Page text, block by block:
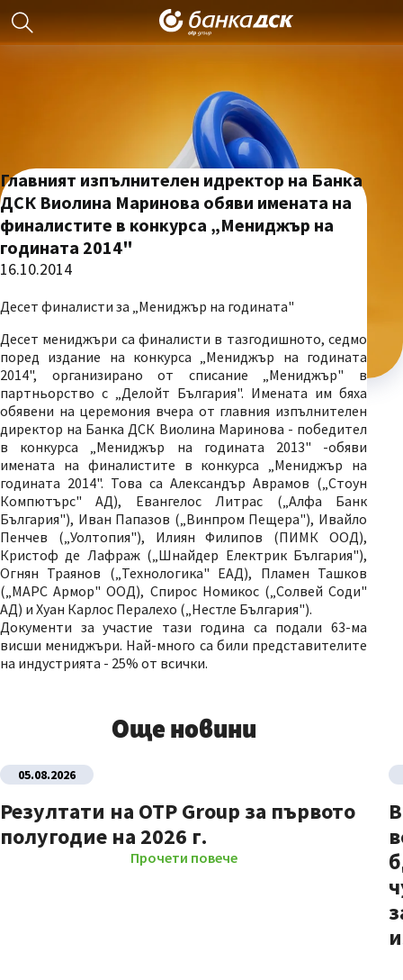
Главният изпълнителен идректор на Банка
ДСК Виолина Маринова обяви имената на
финалистите в конкурса „Мениджър на
годината 2014"
16.10.2014
Десет финалисти за „Мениджър на годината"
Десет мениджъри са финалисти в тазгодишното, седмо
поред издание на конкурса „Мениджър на годината
2014", организирано от списание „Мениджър" в
партньорство с „Делойт България". Имената им бяха
обявени на церемония вчера от главния изпълнителен
директор на Банка ДСК Виолина Маринова - победител
в конкурса „Мениджър на годината 2013" -обяви
имената на финалистите в конкурса „Мениджър на
годината 2014". Това са Александър Аврамов („Стоун
Компютърс" АД), Евангелос Литрас („Алфа Банк
България"), Иван Папазов („Винпром Пещера"), Ивайло
Пенчев („Уолтопия"), Илиян Филипов (ПИМК ООД),
Кристоф де Лафраж („Шнайдер Електрик България"),
Огнян Траянов („Технологика" ЕАД), Пламен Ташков
(„МАРС Армор" ООД), Спирос Номикос („Солвей Соди"
АД) и Хуан Карлос Пералехо („Нестле България").
Документи за участие тази година са подали 63-ма
висши мениджъри. Най-много са били представителите
на индустрията - 25% от всички.
Още новини
05.08.2026
Резултати на OTP Group за първото
полугодие на 2026 г.
Прочети повече